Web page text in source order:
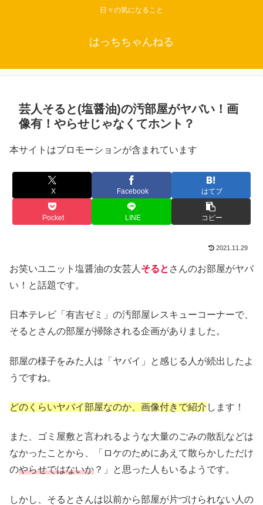
日々の気になること
はっちちゃんねる
芸人そると(塩醤油)の汚部屋がヤバい！画
像有！やらせじゃなくてホント？
本サイトはプロモーションが含まれています
X Facebook はてブ
Pocket LINE コピー
2021.11.29
お笑いユニット塩醤油の女芸人 そると さんのお部屋がヤバ
い！と話題です。
日本テレビ「有吉ゼミ」の汚部屋レスキューコーナーで、
そるとさんの部屋が掃除される企画がありました。
部屋の様子をみた人は「ヤバイ」と感じる人が続出したよ
うですね。
どのくらいヤバイ部屋なのか、画像付きで紹介 します！
また、ゴミ屋敷と言われるような大量のごみの散乱などは
なかったことから、「ロケのためにあえて散らかしただけ
のやらせではないか ？」と思った人もいるようです。
しかし、そるとさんは以前から部屋が片づけられない人の